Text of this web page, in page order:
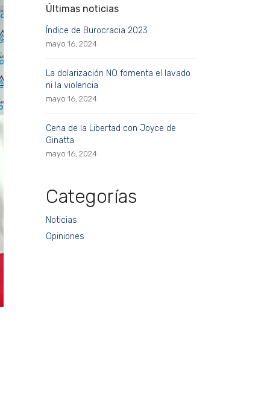
Últimas noticias
Índice de Burocracia 2023
mayo 16, 2024
La dolarización NO fomenta el lavado
ni la violencia
mayo 16, 2024
Cena de la Libertad con Joyce de
Ginatta
mayo 16, 2024
Categorías
Noticias
Opiniones